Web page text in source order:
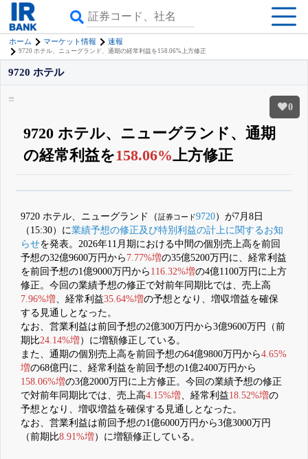
ホーム マーケット情報 速報
9720 ホテル、ニューグランド、通期の経常利益を158.06%上方修正
0
9720 ホテル
9720 ホテル、ニューグランド、通期
の経常利益を158.06%上方修正
くできる
無料でβ版をはじめる
登録すると永久30%OFFと米株版の先行利用も付きます
9720 ホテル、ニューグランド（証券コード9720）が7月8日
（15:30）に業績予想の修正及び特別利益の計上に関するお知
らせを発表。2026年11月期における中間の個別売上高を前回
予想の32億9600万円から 7.77%増の35億5200万円に、経常利益
を前回予想の1億9000万円から 116.32%増の4億1100万円に上方
修正。今回の業績予想の修正で対前年同期比では、売上高
7.96%増、経常利益35.64%増の予想となり、増収増益を確保
する見通しとなった。
なお、営業利益は前回予想の2億300万円から3億9600万円（前
期比24.14%増）に増額修正している。
また、通期の個別売上高を前回予想の64億9800万円から4.65%
増の68億円に、経常利益を前回予想の1億2400万円から
158.06%増の3億2000万円に上方修正。今回の業績予想の修正
で対前年同期比では、売上高4.15%増、経常利益18.52%増の
予想となり、増収増益を確保する見通しとなった。
なお、営業利益は前回予想の1億6000万円から3億3000万円
（前期比8.91%増）に増額修正している。